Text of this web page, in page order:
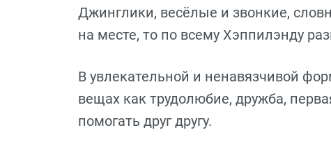
Джинглики, весёлые и звонкие,
на месте, то по всему Хэппилэнду
В увлекательной и ненавязчивой
вещах как трудолюбие, дружба,
помогать друг другу.